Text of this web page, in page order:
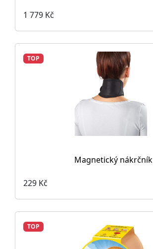
1 779 Kč
TOP
Magnetický nákrčník
229 Kč
TOP